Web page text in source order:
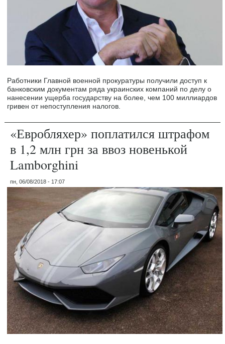
Работники Главной военной прокуратуры получили доступ к
банковским документам ряда украинских компаний по делу о
нанесении ущерба государству на более, чем 100 миллиардов
гривен от непоступления налогов.
«Евробляхер» поплатился штрафом
в 1,2 млн грн за ввоз новенькой
Lamborghini
пн, 06/08/2018 - 17:07